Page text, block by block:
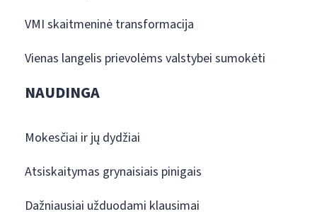
VMI skaitmeninė transformacija
Vienas langelis prievolėms valstybei sumokėti
NAUDINGA
Mokesčiai ir jų dydžiai
Atsiskaitymas grynaisiais pinigais
Dažniausiai užduodami klausimai